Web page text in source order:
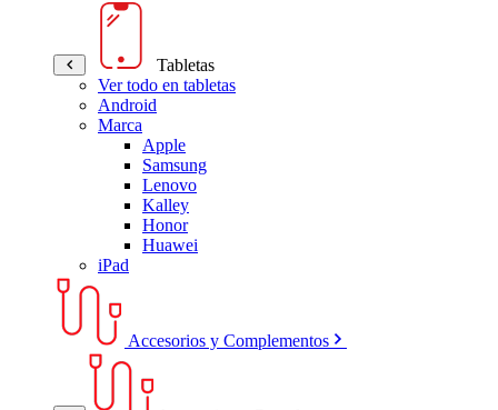
Tabletas
Ver todo en tabletas
Android
Marca
Apple
Samsung
Lenovo
Kalley
Honor
Huawei
iPad
Accesorios y Complementos